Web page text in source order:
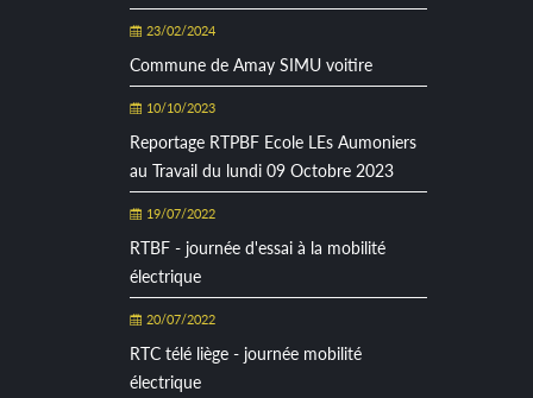
23/02/2024
Commune de Amay SIMU voitire
10/10/2023
Reportage RTPBF Ecole LEs Aumoniers
au Travail du lundi 09 Octobre 2023
19/07/2022
RTBF - journée d'essai à la mobilité
électrique
20/07/2022
RTC télé liège - journée mobilité
électrique